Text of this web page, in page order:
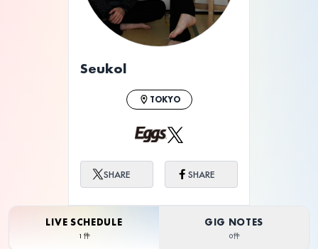
Seukol
TOKYO
SHARE SHARE
LIVE SCHEDULE
1件
GIG NOTES
0件